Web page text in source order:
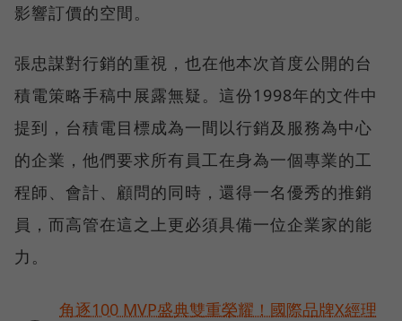
影響訂價的空間。
張忠謀對行銷的重視，也在他本次首度公開的台
積電策略手稿中展露無疑。這份1998年的文件中
提到，台積電目標成為一間以行銷及服務為中心
的企業，他們要求所有員工在身為一個專業的工
程師、會計、顧問的同時，還得一名優秀的推銷
員，而高管在這之上更必須具備一位企業家的能
力。
角逐100 MVP盛典雙重榮耀！國際品牌X經理